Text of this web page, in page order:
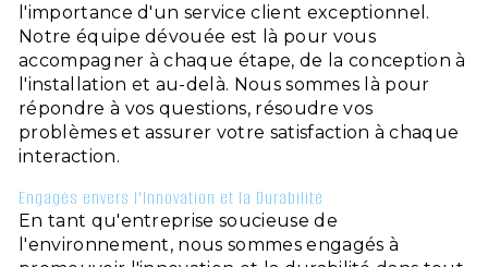
l'importance d'un service client exceptionnel.
Notre équipe dévouée est là pour vous
accompagner à chaque étape, de la conception à
l'installation et au-delà. Nous sommes là pour
répondre à vos questions, résoudre vos
problèmes et assurer votre satisfaction à chaque
interaction.
Engagés envers l'Innovation et la Durabilité
En tant qu'entreprise soucieuse de
l'environnement, nous sommes engagés à